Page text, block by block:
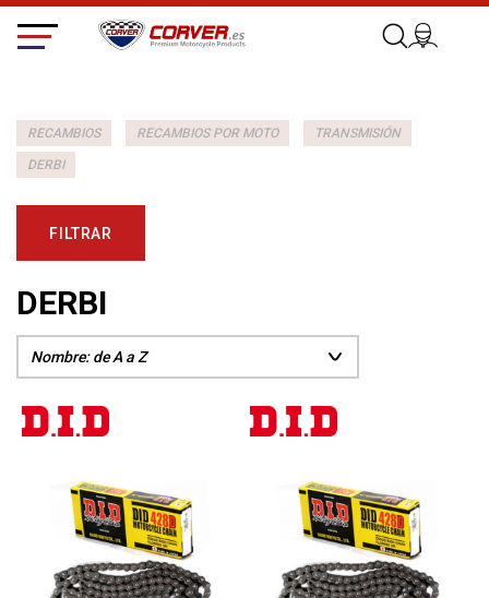
RECAMBIOS RECAMBIOS POR MOTO TRANSMISIÓN
DERBI
FILTRAR
DERBI